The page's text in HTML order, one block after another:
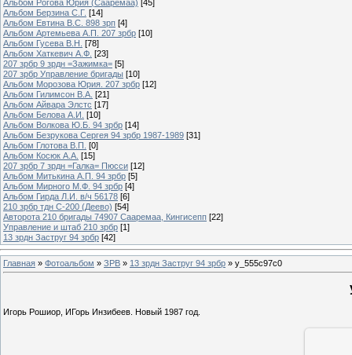
Альбом Рогова Юрия (Сааремаа) [45]
Альбом Берзина С.Г. [14]
Альбом Евтина В.С. 898 зрп [4]
Альбом Артемьева А.П. 207 зрбр [10]
Альбом Гусева В.Н. [78]
Альбом Хаткевич А.Ф. [23]
207 зрбр 9 зрдн =Зажимка= [5]
207 зрбр Управление бригады [10]
Альбом Морозова Юрия. 207 зрбр [12]
Альбом Гилимсон В.А. [21]
Альбом Айвара Элстс [17]
Альбом Белова А.И. [10]
Альбом Волкова Ю.Б. 94 зрбр [14]
Альбом Безрукова Сергея 94 зрбр 1987-1989 [31]
Альбом Глотова В.П. [0]
Альбом Косюк А.А. [15]
207 зрбр 7 зрдн =Галка= Пюсси [12]
Альбом Митькина А.П. 94 зрбр [5]
Альбом Мирного М.Ф. 94 зрбр [4]
Альбом Гирда Л.И. в/ч 56178 [6]
210 зрбр тдн С-200 (Деево) [54]
Авторота 210 бригады 74907 Сааремаа, Кингисепп [22]
Управление и штаб 210 зрбр [1]
13 зрдн Заструг 94 зрбр [42]
Главная » Фотоальбом » ЗРВ » 13 зрдн Заструг 94 зрбр » y_555c97c0
Игорь Рошиор, ИГорь Инзибеев. Новый 1987 год.